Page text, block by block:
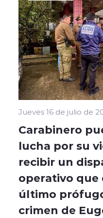
Jueves 16 de julio de
Carabinero
lucha por su
recibir un
operativo que
último
crimen de